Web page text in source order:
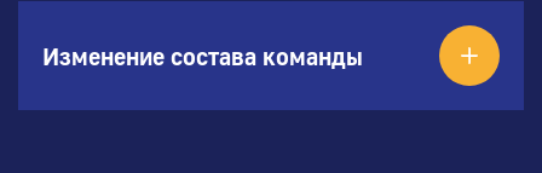
Изменение состава команды